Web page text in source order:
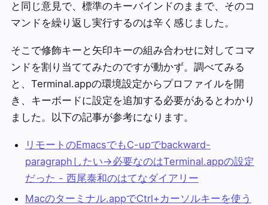
と同じ意見で、標準のキーバインドのままで、そのコ
マンドを繰り返し実行するのは辛く感じました。
そこで修飾キーと矢印キーの組み合わせに対してコマ
ンドを割り当ててみたのですが動かず。調べてみる
と、Terminal.appの環境設定からプロファイルを開
き、キーボードに設定を追加する必要があるとわかり
ました。以下の記事が参考になります。
リモートのEmacsでもC-upでbackward-
paragraphしたい→必要なのはTerminal.appの設定
だった - 西尾泰和のはてなダイアリー
Macのターミナル.appでCtrl+カーソルキーを使う